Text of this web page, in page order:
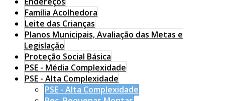
Família Acolhedora
Leite das Crianças
Planos Municipais, Avaliação das Metas e
Legislação
Proteção Social Básica
PSE - Média Complexidade
PSE - Alta Complexidade
PSE - Alta Complexidade